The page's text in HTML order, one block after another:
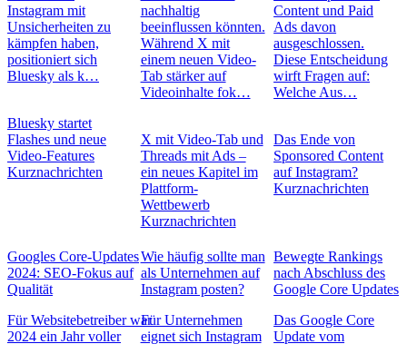
Instagram mit
Unsicherheiten zu
kämpfen haben,
positioniert sich
Bluesky als k…
Bluesky startet
Flashes und neue
Video-Features
Kurznachrichten
nachhaltig
beeinflussen könnten.
Während X mit
einem neuen Video-
Tab stärker auf
Videoinhalte fok…
X mit Video-Tab und
Threads mit Ads –
ein neues Kapitel im
Plattform-
Wettbewerb
Kurznachrichten
Content und Paid
Ads davon
ausgeschlossen.
Diese Entscheidung
wirft Fragen auf:
Welche Aus…
Das Ende von
Sponsored Content
auf Instagram?
Kurznachrichten
Googles Core-Updates
2024: SEO-Fokus auf
Qualität
Für Websitebetreiber war
2024 ein Jahr voller
Wie häufig sollte man
als Unternehmen auf
Instagram posten?
Für Unternehmen
eignet sich Instagram
Bewegte Rankings
nach Abschluss des
Google Core Updates
Das Google Core
Update vom